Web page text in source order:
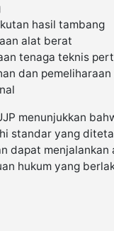
hasil tambang
alat berat
tenaga teknis
dan
menunjukkan
standar yang
dapat menjalankan
hukum yang